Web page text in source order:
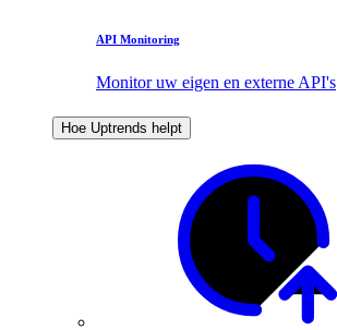
API Monitoring
Monitor uw eigen en externe API's
Hoe Uptrends helpt